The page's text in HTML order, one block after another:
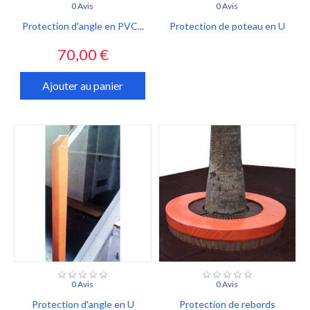
0 Avis
Protection d'angle en PVC...
Prix
70,00 €
Ajouter au panier
0 Avis
Protection de poteau en U
0 Avis
Protection d'angle en U
0 Avis
Protection de rebords